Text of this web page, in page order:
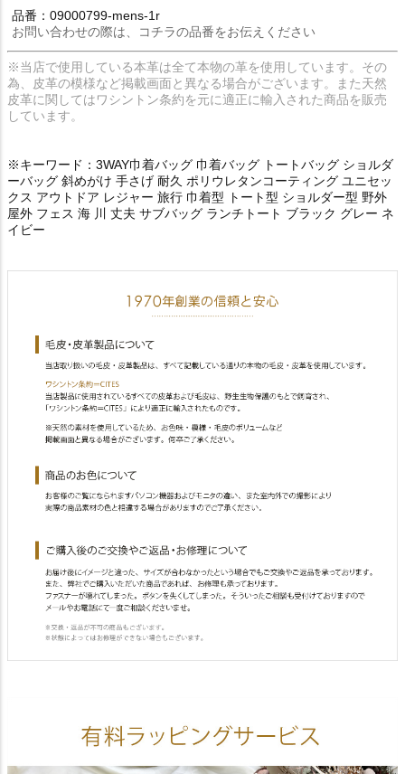
品番：09000799-mens-1r
お問い合わせの際は、コチラの品番をお伝えください
※当店で使用している本革は全て本物の革を使用しています。その
為、皮革の模様など掲載画面と異なる場合がございます。また天然
皮革に関してはワシントン条約を元に適正に輸入された商品を販売
しています。
※キーワード：3WAY巾着バッグ 巾着バッグ トートバッグ ショルダ
ーバッグ 斜めがけ 手さげ 耐久 ポリウレタンコーティング ユニセッ
クス アウトドア レジャー 旅行 巾着型 トート型 ショルダー型 野外
屋外 フェス 海 川 丈夫 サブバッグ ランチトート ブラック グレー ネ
イビー